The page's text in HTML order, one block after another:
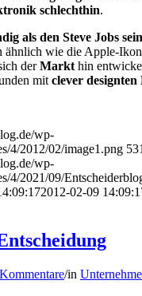
schlechthin.
als den Steve Jobs
ähnlich wie die Apple-
derMarkt hin
mit clever
wp-
4/2012/02/image1.png 531
wp-
4/2021/09/
2012-02-09
/in